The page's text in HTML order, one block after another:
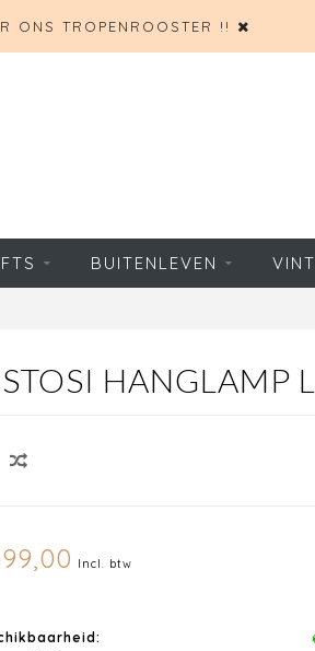
ONS TROPENROOSTER !!
BUITENLEVEN
HANGLAMP
Incl. btw